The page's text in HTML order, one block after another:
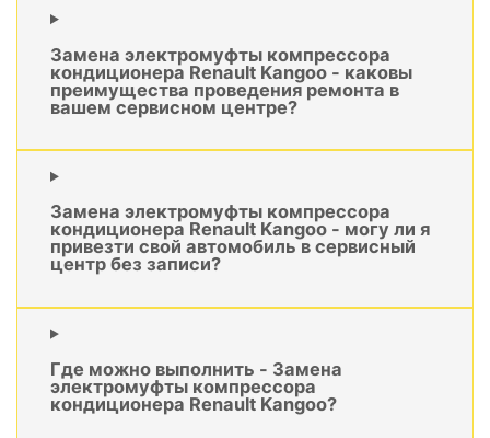
Замена электромуфты компрессора
кондиционера Renault Kangoo - каковы
преимущества проведения ремонта в
вашем сервисном центре?
Замена электромуфты компрессора
кондиционера Renault Kangoo - могу ли я
привезти свой автомобиль в сервисный
центр без записи?
Где можно выполнить - Замена
электромуфты компрессора
кондиционера Renault Kangoo?